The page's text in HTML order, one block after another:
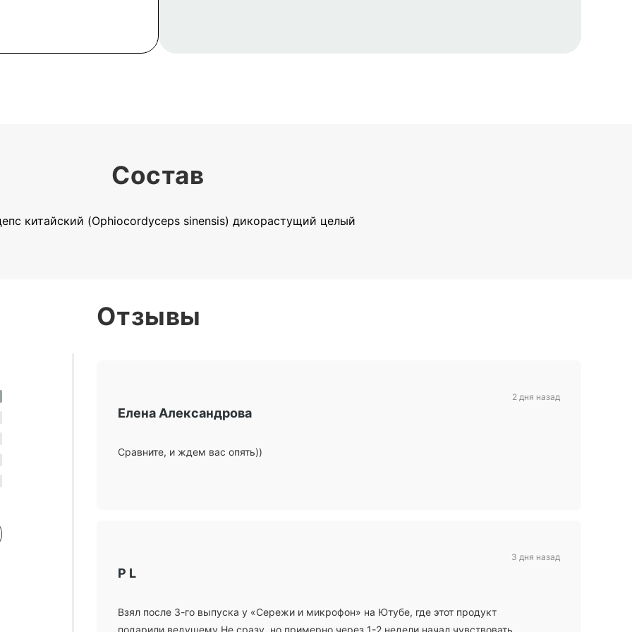
Состав
китайский (Ophiocordyceps sinensis) дикорастущий целый
Отзывы
Елена Александрова
Сравните, и ждем вас опять))
2 дня назад
P L
Взял после 3-го выпуска у «Сережи и микрофон» на Ютубе, где этот продукт
подарили ведущему Не сразу, но примерно через 1-2 недели начал чувствовать
3 дня назад